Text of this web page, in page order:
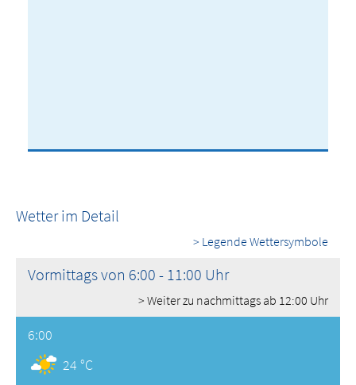
Wetter im Detail
> Legende Wettersymbole
Vormittags von 6:00 - 11:00 Uhr
> Weiter zu nachmittags ab 12:00 Uhr
6:00
24 °C